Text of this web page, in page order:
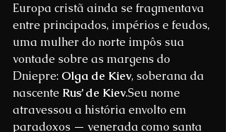
Europa cristã ainda se fragmentava
entre principados, impérios e feudos,
uma mulher do norte impôs sua
vontade sobre as margens do
Dniepre: Olga de Kiev, soberana da
nascente Rus’ de Kiev.Seu nome
atravessou a história envolto em
paradoxos — venerada como santa